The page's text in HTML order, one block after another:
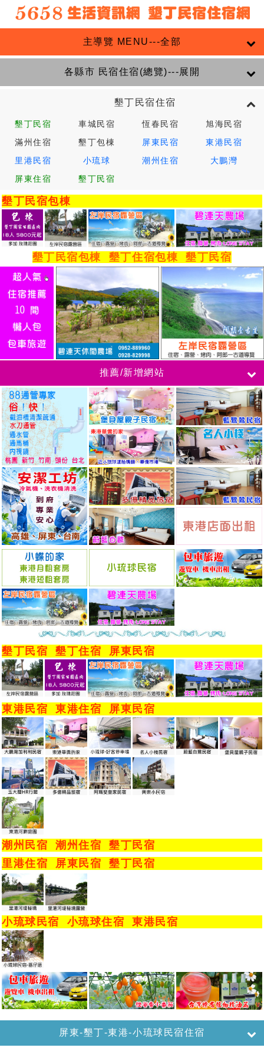
主導覽 MENU---全部
各縣市 民宿住宿(總覽)---展開
墾丁民宿住宿
墾丁民宿 車城民宿 恆春民宿 旭海民宿
滿州住宿 墾丁包棟 屏東民宿 東港民宿
里港民宿 小琉球 潮州住宿 大鵬灣
屏東住宿 墾丁民宿
墾丁民宿包棟
墾丁民宿包棟 墾丁住宿包棟 墾丁民宿
推薦/新增網站
墾丁民宿 墾丁住宿 屏東民宿
東港民宿 東港住宿 屏東民宿
潮州民宿 潮州住宿
墾丁民宿
里港住宿
屏東民宿 墾丁民宿
小琉球民宿 小琉球住宿 東港民宿
屏東-墾丁-東港-小琉球民宿住宿